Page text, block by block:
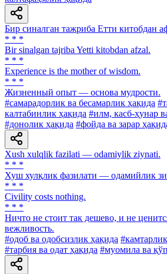
Бир синалган тажриба Етти китобдан
* * *
Bir sinalgan tajriba Yetti kitobdan afzal.
* * *
Experience is the mother of wisdom.
* * *
Жизненный опыт — основа мудрости.
#самарадорлик ва бесамарлик ҳақида
калтабинлик ҳақида #илм, касб-ҳунар
#донолик ҳақида #фойда ва зарар
Xush xulqlik fazilati — odamiylik ziynati.
* * *
Хуш хулқлик фазилати — одамийлик
* * *
Civility costs nothing.
* * *
Ничто не стоит так дешево, и не
вежливость.
#одоб ва одобсизлик ҳақида
#тарбия ва одат ҳақида #муомила ва